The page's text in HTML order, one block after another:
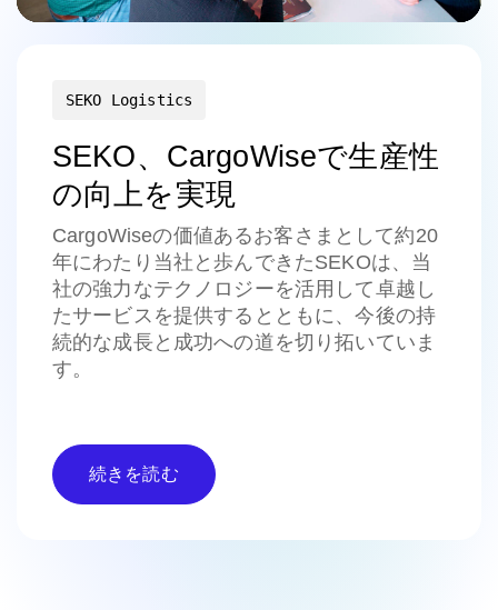
SEKO Logistics
SEKO、CargoWiseで生産性
の向上を実現
CargoWiseの価値あるお客さまとして約20
年にわたり当社と歩んできたSEKOは、当
社の強力なテクノロジーを活用して卓越し
たサービスを提供するとともに、今後の持
続的な成長と成功への道を切り拓いていま
す。
続きを読む